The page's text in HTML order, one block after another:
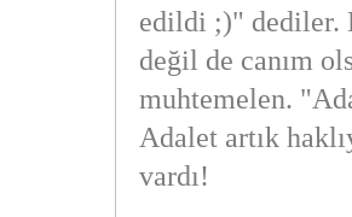
edildi ;)" dediler.
değil de canım
muhtemelen.
Adalet artık
vardı!